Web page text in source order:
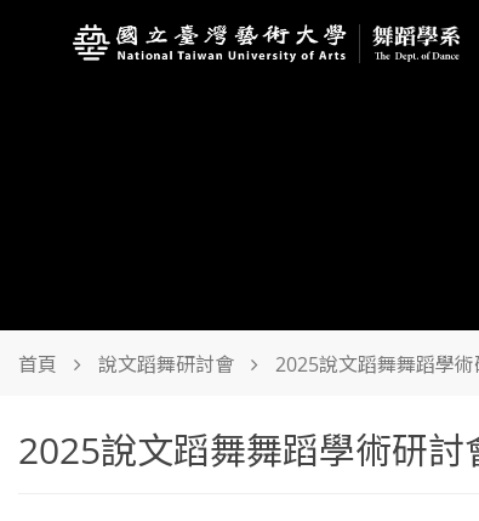
首頁 說文蹈舞研討會 2025說文蹈舞舞蹈學
2025說文蹈舞舞蹈學術研